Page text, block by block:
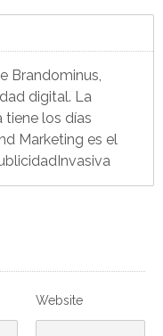
Brandominus,
digital. La
tiene los días
Marketing es el
Website